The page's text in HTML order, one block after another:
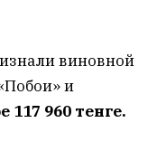
виновной
и
960 тенге.